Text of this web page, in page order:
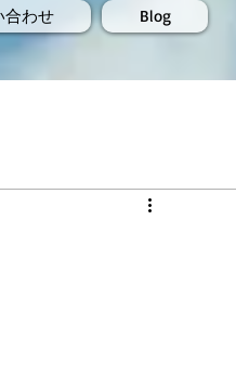
合わせ Blog